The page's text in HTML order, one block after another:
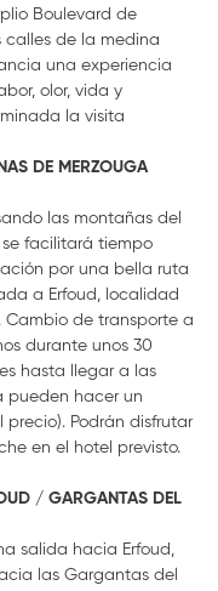
Boulevard de
calles de la medina
una experiencia
olor, vida y
la visita
DE MERZOUGA
las montañas del
facilitará tiempo
por una bella ruta
a Erfoud, localidad
de transporte a
durante unos 30
hasta llegar a las
pueden hacer un
Podrán disfrutar
en el hotel previsto.
/ GARGANTAS DEL
salida hacia Erfoud,
las Gargantas del